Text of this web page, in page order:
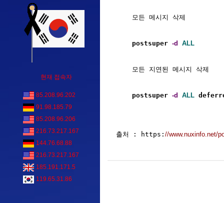
현재 접속자
85.208.96.202
91.98.185.79
85.208.96.206
216.73.217.167
144.76.68.88
216.73.217.167
185.191.171.5
119.65.31.86
    모든 메시지 삭제
    postsuper
-d ALL
    모든 지연된 메시지 삭제
    postsuper
-d ALL
출처 : https: //www.nuxinfo.net/